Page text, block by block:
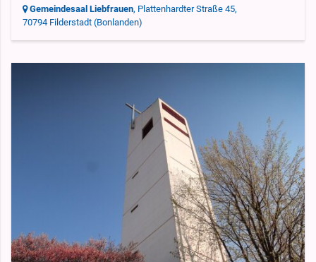
Gemeindesaal Liebfrauen, Plattenhardter Straße 45,
70794 Filderstadt (Bonlanden)